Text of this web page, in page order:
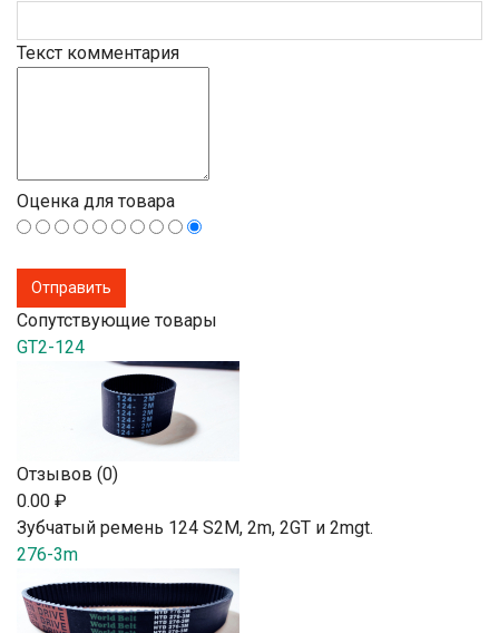
Текст комментария
Оценка для товара
Сопутствующие товары
GT2-124
Отзывов (0)
0.00 ₽
Зубчатый ремень 124 S2М, 2m, 2GT и 2mgt.
276-3m